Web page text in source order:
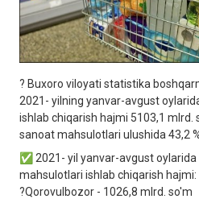
? Buxoro viloyati statistika
2021- yilning yanvar-avgust
ishlab chiqarish hajmi 5103,1 mlrd.
sanoat mahsulotlari ulushida 43,2
✅ 2021- yil yanvar-avgust
mahsulotlari ishlab chiqarish hajmi:
?Qorovulbozor - 1026,8 mlrd. so'm